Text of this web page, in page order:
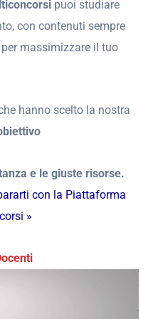
puoi studiare
con contenuti sempre
massimizzare il tuo
hanno scelto la nostra
e le giuste risorse.
con la Piattaforma
»